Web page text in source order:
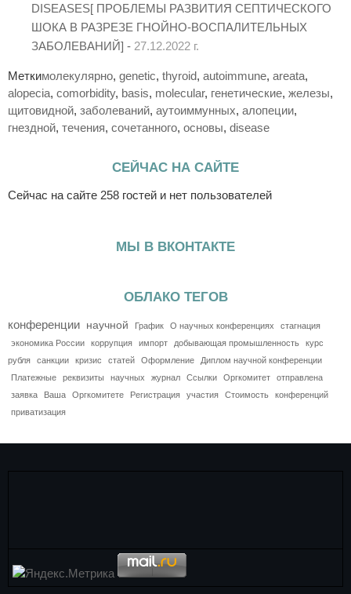
DISEASES[ ПРОБЛЕМЫ РАЗВИТИЯ СЕПТИЧЕСКОГО
ШОКА В РАЗРЕЗЕ ГНОЙНО-ВОСПАЛИТЕЛЬНЫХ
ЗАБОЛЕВАНИЙ] - 27.12.2022 г.
Меткимолекулярно, genetic, thyroid, autoimmune, areata,
alopecia, comorbidity, basis, molecular, генетические, железы,
щитовидной, заболеваний, аутоиммунных, алопеции,
гнездной, течения, сочетанного, основы, disease
СЕЙЧАС НА САЙТЕ
Сейчас на сайте 258 гостей и нет пользователей
МЫ В ВКОНТАКТЕ
ОБЛАКО ТЕГОВ
конференции научной График О научных конференциях
стагнация
экономика России
коррупция импорт добывающая промышленность
курс
рубля
санкции кризис статей Оформление
Диплом научной конференции
Платежные
реквизиты научных журнал Ссылки Оргкомитет
отправлена
заявка
Ваша Оргкомитете Регистрация участия Стоимость
конференций
приватизация